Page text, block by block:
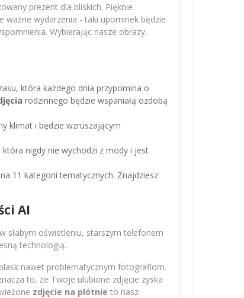
prezent dla bliskich. Pięknie
ważne wydarzenia - taki upominek będzie
Wybierając nasze obrazy,
która każdego dnia przypomina o
rodzinnego będzie wspaniałą ozdobą
klimat i będzie wzruszającym
która nigdy nie wychodzi z mody i jest
11 kategorii tematycznych. Znajdziesz
AI
słabym oświetleniu, starszym telefonem
technologią.
nawet problematycznym fotografiom.
to, że Twoje ulubione zdjęcie zyska
zdjęcie na płótnie to nasz